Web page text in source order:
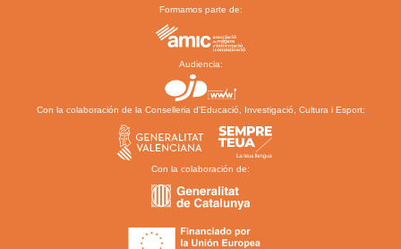
Formamos parte de:
Audiencia:
Con la colaboración de la Conselleria d’Educació, Investigació, Cultura i Esport:
Con la colaboración de: